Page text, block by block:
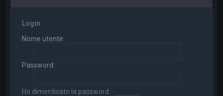
Login
Nome utente:
Password:
Ho dimenticato la password